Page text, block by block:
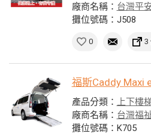
廠商名稱： 台灣平
攤位號碼：J508
0 3
福斯Caddy Maxi
產品分類：
上下樓
廠商名稱： 台灣福
攤位號碼：K705